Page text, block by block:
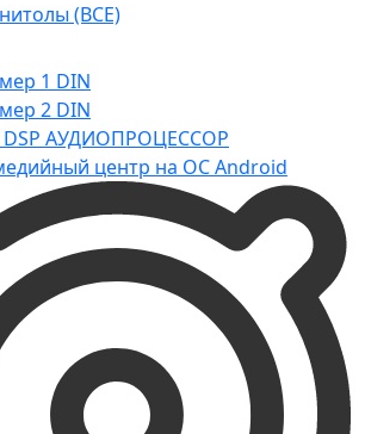
(ВСЕ)
1 DIN
2 DIN
DSP АУДИОПРОЦЕССОР
центр на ОС Android